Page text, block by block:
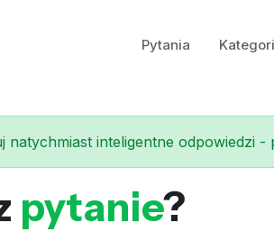
Pytania
natychmiast inteligentne odpowiedzi -
pytanie?